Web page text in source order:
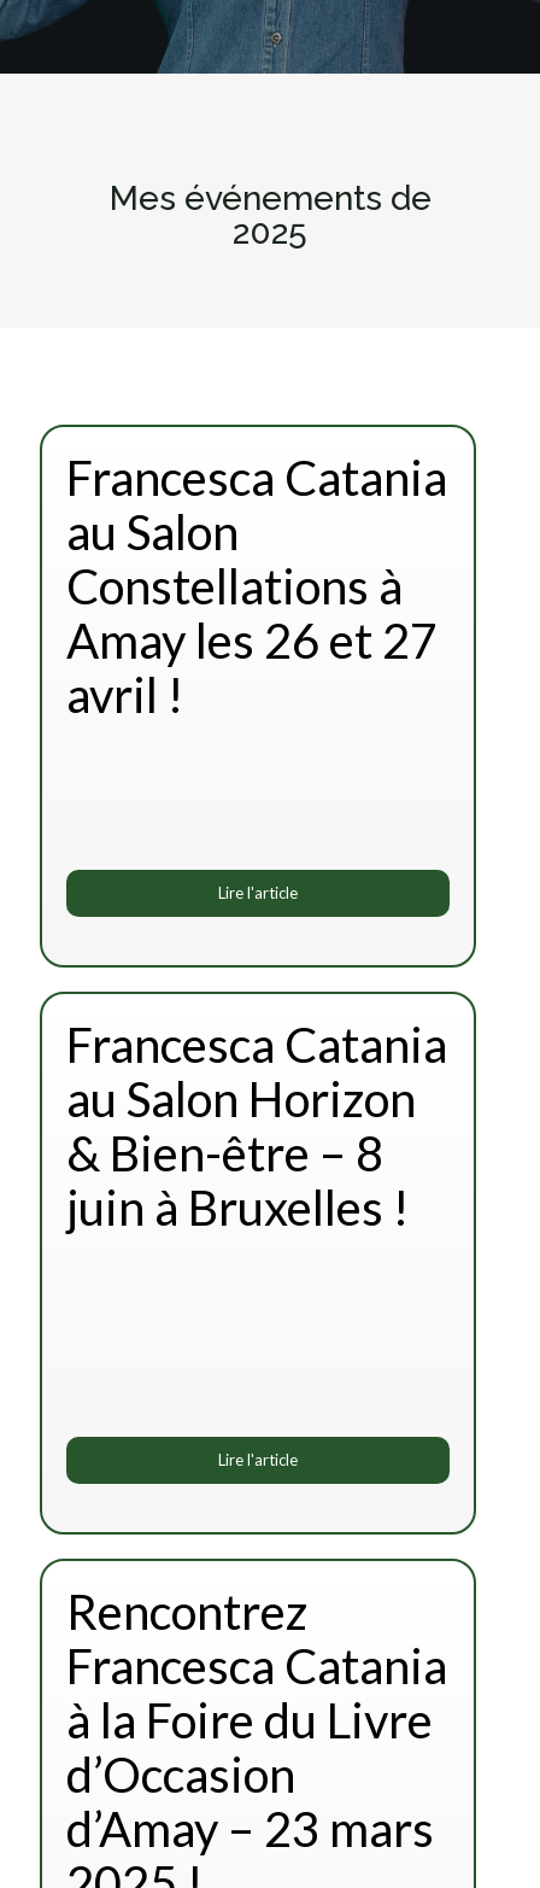
Mes événements de
2025
Francesca Catania
au Salon
Constellations à
Amay les 26 et 27
avril !
Lire l'article
Francesca Catania
au Salon Horizon
& Bien-être – 8
juin à Bruxelles !
Lire l'article
Rencontrez
Francesca Catania
à la Foire du Livre
d’Occasion
d’Amay – 23 mars